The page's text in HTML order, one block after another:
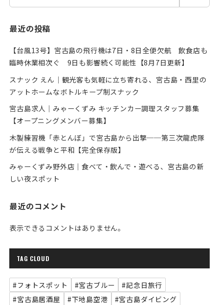
最近の投稿
【台風13号】宮古島の飛行機は7日・8日全便欠航 飲食店も
臨時休業相次ぐ 9日も影響続く可能性【8月7日更新】
スナック えん｜観光客も気軽に立ち寄れる、宮古島・西里の
アットホームなボトルキープ制スナック
宮古島求人｜みゃーくずみ キッチンカー調理スタッフ募集
【オープニングメンバー募集】
木製練習機「赤とんぼ」で宮古島から出撃──第三次龍虎隊
が伝える戦争と平和【完全保存版】
みゃーくずみ野外店｜食べて・飲んで・遊べる、宮古島の新
しい夜スポット
最近のコメント
表示できるコメントはありません。
TAG CLOUD
#フォトスポット #宮古ブルー
#記念日旅行
#宮古島居酒屋
#下地島空港
#宮古島ダイビング